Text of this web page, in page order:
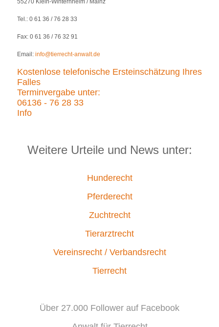
55270 Klein-Winternheim / Mainz
Tel.: 0 61 36 / 76 28 33
Fax: 0 61 36 / 76 32 91
Email: info@tierrecht-anwalt.de
Kostenlose telefonische Ersteinschätzung Ihres
Falles
Terminvergabe unter:
06136 - 76 28 33
Info
Weitere Urteile und News unter:
Hunderecht
Pferderecht
Zuchtrecht
Tierarztrecht
Vereinsrecht / Verbandsrecht
Tierrecht
Über 27.000 Follower auf Facebook